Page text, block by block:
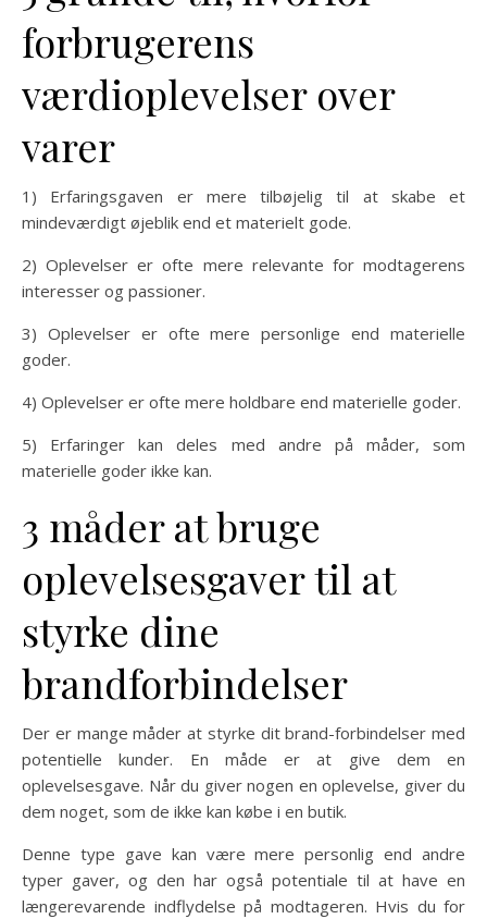
forbrugerens
værdioplevelser over
varer
1) Erfaringsgaven er mere tilbøjelig til at skabe et
mindeværdigt øjeblik end et materielt gode.
2) Oplevelser er ofte mere relevante for modtagerens
interesser og passioner.
3) Oplevelser er ofte mere personlige end materielle
goder.
4) Oplevelser er ofte mere holdbare end materielle goder.
5) Erfaringer kan deles med andre på måder, som
materielle goder ikke kan.
3 måder at bruge
oplevelsesgaver til at
styrke dine
brandforbindelser
Der er mange måder at styrke dit brand-forbindelser med
potentielle kunder. En måde er at give dem en
oplevelsesgave. Når du giver nogen en oplevelse, giver du
dem noget, som de ikke kan købe i en butik.
Denne type gave kan være mere personlig end andre
typer gaver, og den har også potentiale til at have en
længerevarende indflydelse på modtageren. Hvis du for